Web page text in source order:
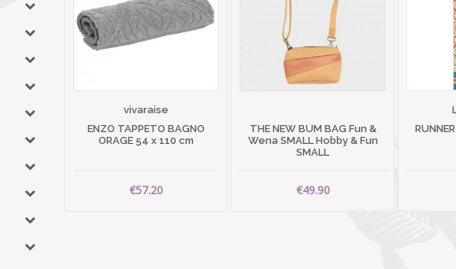
vivaraise
ENZO TAPPETO BAGNO
ORAGE 54 x 110 cm
€57.20
THE NEW BUM BAG Fun &
Wena SMALL Hobby & Fun
SMALL
€49.90